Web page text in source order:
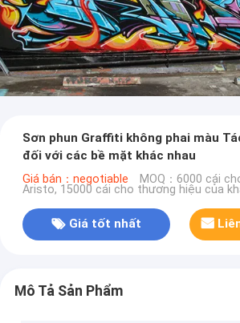
Sơn phun Graffiti không phai màu
đối với các bề mặt khác nhau
Giá bán：negotiable MOQ：6000 cái
Aristo, 15000 cái cho thương hiệu của
Giá tốt nhất
Mô Tả Sản Phẩm